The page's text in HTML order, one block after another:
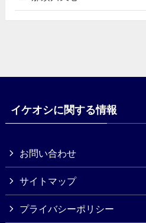
イケオシに関する情報
お問い合わせ
サイトマップ
プライバシーポリシー